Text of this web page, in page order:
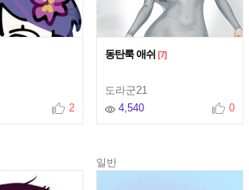
2
동탄룩 애쉬 [7]
도라군21
4,540
0
일반